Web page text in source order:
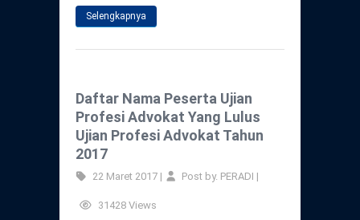
Selengkapnya
Daftar Nama Peserta Ujian
Profesi Advokat Yang Lulus
Ujian Profesi Advokat Tahun
2017
22 Maret 2017 | Post by. PERADI |
31428 Views